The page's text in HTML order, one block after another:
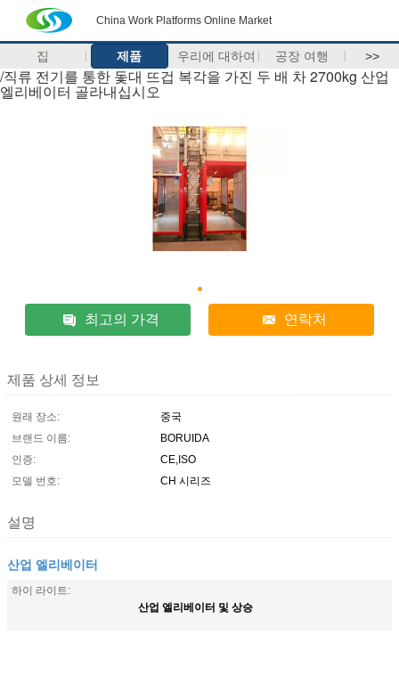
China Work Platforms Online Market
집 제품 우리에 대하여 공장 여행 >>
/직류 전기를 통한 돛대 뜨겁 복각을 가진 두 배 차 2700kg 산업
엘리베이터 골라내십시오
최고의 가격 연락처
제품 상세 정보
원래 장소:
중국
브랜드 이름:
BORUIDA
인증:
CE,ISO
모델 번호:
CH 시리즈
설명
산업 엘리베이터
하이 라이트:
산업 엘리베이터 및 상승